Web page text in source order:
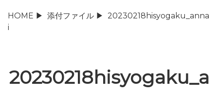
HOME ▶ 添付ファイル ▶ 20230218hisyogaku_anna
i
20230218hisyogaku_a